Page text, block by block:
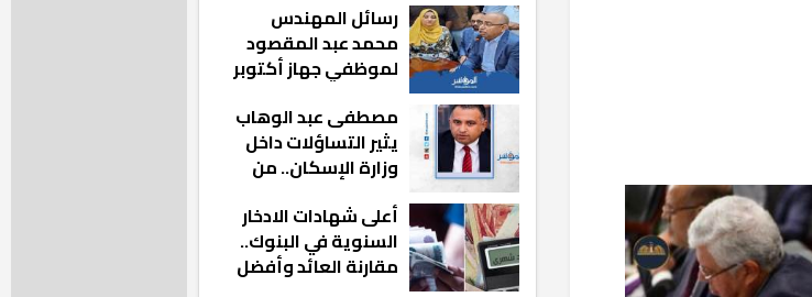
رسائل المهندس
محمد عبد المقصود
لموظفي جهاز أكتوبر
مشيت والمدينة
رجعت للخلف»
مصطفى عبد الوهاب
يثير التساؤلات داخل
وزارة الإسكان.. من
المناصب؟
أعلى شهادات الادخار
السنوية في البنوك..
مقارنة العائد وأفضل